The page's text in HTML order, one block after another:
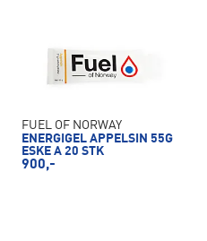
FUEL OF NORWAY
ENERGIGEL APPELSIN 55G
ESKE A 20 STK
900,-